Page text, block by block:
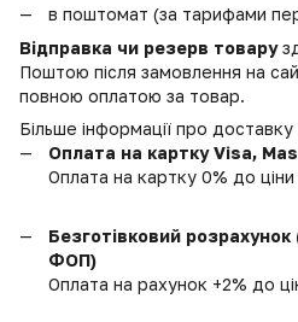
в поштомат (за тарифами
Відправка чи резерв товару
Поштою після замовлення на
повною оплатою за товар.
Більше інформації про доставку
Оплата на картку Visa,
Оплата на картку 0% до
Безготівковий
ФОП)
Оплата на рахунок +2% до